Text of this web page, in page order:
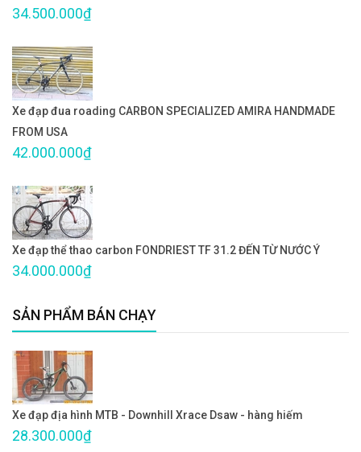
34.500.000₫
Xe đạp đua roading CARBON SPECIALIZED AMIRA HANDMADE
FROM USA
42.000.000₫
Xe đạp thể thao carbon FONDRIEST TF 31.2 ĐẾN TỪ NƯỚC Ý
34.000.000₫
SẢN PHẨM BÁN CHẠY
Xe đạp địa hình MTB - Downhill Xrace Dsaw - hàng hiếm
28.300.000₫